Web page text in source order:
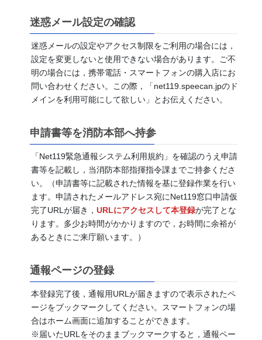
迷惑メール設定の確認
迷惑メールの設定やアクセス制限をご利用の場合には，
設定を変更しないと使用できない場合があります。ご不
明の場合には，携帯電話・スマートフォンの購入店にお
問い合わせください。この際，「net119.speecan.jpのド
メインを利用可能にして欲しい」とお伝えください。
申請書等を消防本部へ持参
「Net119緊急通報システム利用規約」を確認のうえ申請
書等を記載し，当消防本部指揮指令課までご持参くださ
い。（申請書等に記載された情報を基に登録作業を行い
ます。申請されたメールアドレス宛にNet119窓口申請仮
完了URLが届き， URLにアクセスして本登録が完了とな
ります。多少お時間がかかりますので，お時間に余裕が
あるときにご来庁願います。）
通報ページの登録
本登録完了後，通報用URLが届きますので表示されたペ
ージをブックマークしてください。スマートフォンの場
合はホーム画面に追加することができます。
※届いたURLをそのままブックマークすると，通報ペー